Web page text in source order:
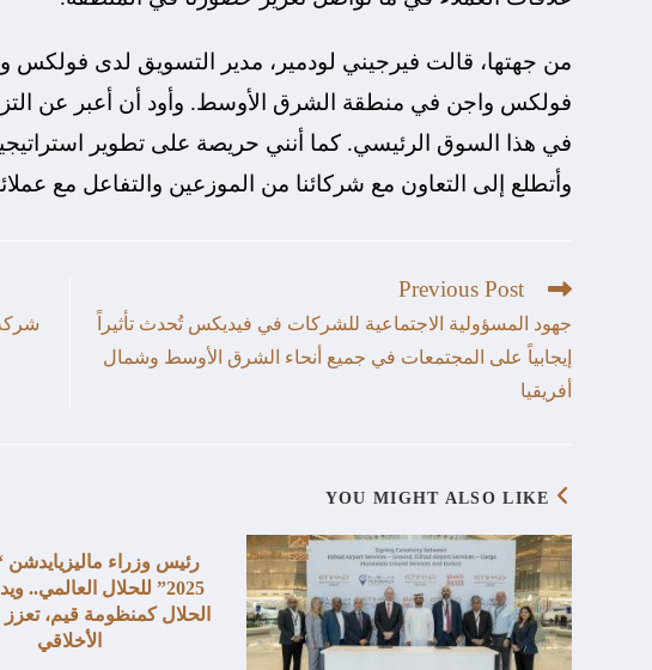
من جهتها، قالت فيرجيني لودمير، مدير التسويق لدى
فولكس واجن في منطقة الشرق الأوسط. وأود أن أعبر عن
في هذا السوق الرئيسي. كما أنني حريصة على تطوير
وأتطلع إلى التعاون مع شركائنا من الموزعين والتفاعل مع
Previous Post
جهود المسؤولية الاجتماعية للشركات في فيديكس تُحدث تأثيراً
إيجابياً على المجتمعات في جميع أنحاء الشرق الأوسط وشمال
أفريقيا
YOU MIGHT ALSO LIKE
رئيس وزراء
2025” للحلال العالمي..
الحلال كمنظومة قيم، تعزز
الأخلاقي